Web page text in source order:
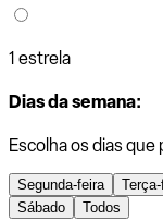
1 estrela
Dias da semana:
Escolha os dias
Segunda-feira
Sábado
Todos